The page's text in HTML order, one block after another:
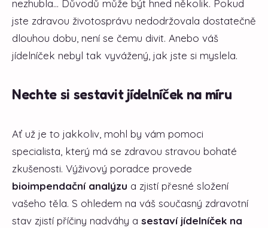
nezhubla... Důvodů může být hned několik. Pokud
jste zdravou životosprávu nedodržovala dostatečně
dlouhou dobu, není se čemu divit. Anebo váš
jídelníček nebyl tak vyvážený, jak jste si myslela.
Nechte si sestavit jídelníček na míru
Ať už je to jakkoliv, mohl by vám pomoci
specialista, který má se zdravou stravou bohaté
zkušenosti. Výživový poradce provede
bioimpendační analýzu a zjistí přesné složení
vašeho těla. S ohledem na váš současný zdravotní
stav zjistí příčiny nadváhy a sestaví jídelníček na